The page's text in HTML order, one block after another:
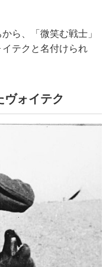
ら、「微笑む戦士」
テクと名付けられ
ヴォイテク